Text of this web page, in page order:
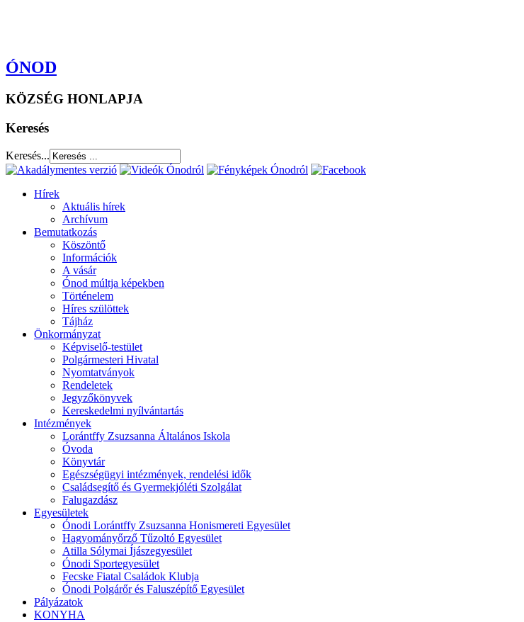
ÓNOD
KÖZSÉG HONLAPJA
Keresés
Keresés...
Hírek
Aktuális hírek
Archívum
Bemutatkozás
Köszöntő
Információk
A vásár
Ónod múltja képekben
Történelem
Híres szülöttek
Tájház
Önkormányzat
Képviselő-testület
Polgármesteri Hivatal
Nyomtatványok
Rendeletek
Jegyzőkönyvek
Kereskedelmi nyílvántartás
Intézmények
Lorántffy Zsuzsanna Általános Iskola
Óvoda
Könyvtár
Egészségügyi intézmények, rendelési idők
Családsegítő és Gyermekjóléti Szolgálat
Falugazdász
Egyesületek
Ónodi Lorántffy Zsuzsanna Honismereti Egyesület
Hagyományőrző Tűzoltó Egyesület
Atilla Sólymai Íjászegyesület
Ónodi Sportegyesület
Fecske Fiatal Családok Klubja
Ónodi Polgárőr és Faluszépítő Egyesület
Pályázatok
KONYHA